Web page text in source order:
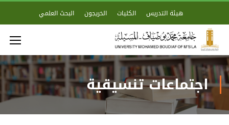
هيئة التدريس الكليات الخريجون البحث العلمي
اجتماعات تنسيقية